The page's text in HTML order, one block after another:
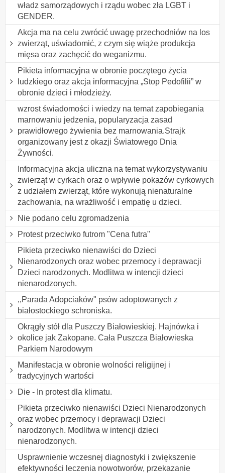
władz samorządowych i rządu wobec zła LGBT i
GENDER.
Akcja ma na celu zwrócić uwagę przechodniów na los
zwierząt, uświadomić, z czym się wiąże produkcja
mięsa oraz zachęcić do weganizmu.
Pikieta informacyjna w obronie poczętego życia
ludzkiego oraz akcja informacyjna „Stop Pedofilii” w
obronie dzieci i młodzieży.
wzrost świadomości i wiedzy na temat zapobiegania
marnowaniu jedzenia, popularyzacja zasad
prawidłowego żywienia bez marnowania.Strajk
organizowany jest z okazji Światowego Dnia
Żywności.
Informacyjna akcja uliczna na temat wykorzystywaniu
zwierząt w cyrkach oraz o wpływie pokazów cyrkowych
z udziałem zwierząt, które wykonują nienaturalne
zachowania, na wrażliwość i empatię u dzieci.
Nie podano celu zgromadzenia
Protest przeciwko futrom "Cena futra"
Pikieta przeciwko nienawiści do Dzieci
Nienarodzonych oraz wobec przemocy i deprawacji
Dzieci narodzonych. Modlitwa w intencji dzieci
nienarodzonych.
,,Parada Adopciaków" psów adoptowanych z
białostockiego schroniska.
Okrągły stół dla Puszczy Białowieskiej. Hajnówka i
okolice jak Zakopane. Cała Puszcza Białowieska
Parkiem Narodowym
Manifestacja w obronie wolności religijnej i
tradycyjnych wartości
Die - In protest dla klimatu.
Pikieta przeciwko nienawiści Dzieci Nienarodzonych
oraz wobec przemocy i deprawacji Dzieci
narodzonych. Modlitwa w intencji dzieci
nienarodzonych.
Usprawnienie wczesnej diagnostyki i zwiększenie
efektywności leczenia nowotworów, przekazanie